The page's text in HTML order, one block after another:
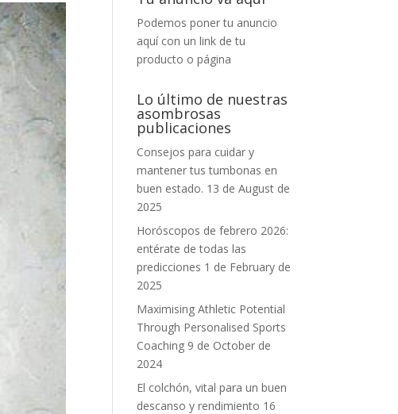
Podemos poner tu anuncio
aquí con un link de tu
producto o página
Lo último de nuestras
asombrosas
publicaciones
Consejos para cuidar y
mantener tus tumbonas en
buen estado. 13 de August de
2025
Horóscopos de febrero 2026:
entérate de todas las
predicciones 1 de February de
2025
Maximising Athletic Potential
Through Personalised Sports
Coaching 9 de October de
2024
El colchón, vital para un buen
descanso y rendimiento 16